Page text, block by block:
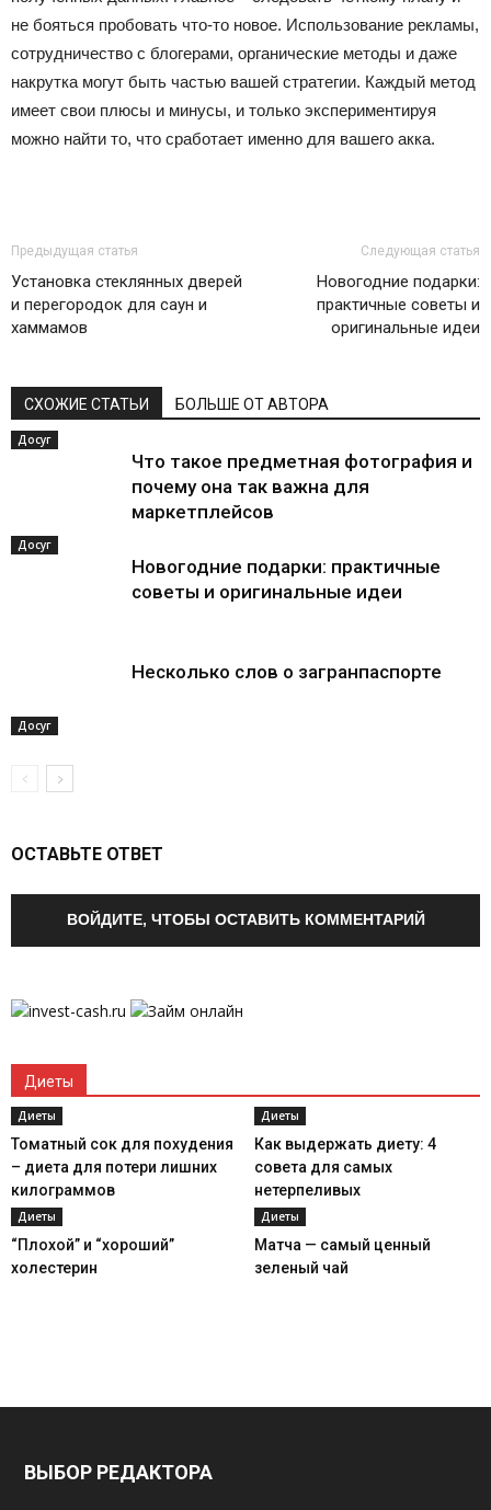
не бояться пробовать что-то новое. Использование рекламы,
сотрудничество с блогерами, органические методы и даже
накрутка могут быть частью вашей стратегии. Каждый метод
имеет свои плюсы и минусы, и только экспериментируя
можно найти то, что сработает именно для вашего акка.
Предыдущая статья
Установка стеклянных дверей
и перегородок для саун и
хаммамов
Следующая статья
Новогодние подарки:
практичные советы и
оригинальные идеи
СХОЖИЕ СТАТЬИ БОЛЬШЕ ОТ АВТОРА
Досуг
Что такое предметная фотография и
почему она так важна для
маркетплейсов
Досуг
Новогодние подарки: практичные
советы и оригинальные идеи
Досуг
Несколько слов о загранпаспорте
ОСТАВЬТЕ ОТВЕТ
ВОЙДИТЕ, ЧТОБЫ ОСТАВИТЬ КОММЕНТАРИЙ
Диеты
Диеты
Томатный сок для похудения
– диета для потери лишних
килограммов
Диеты
Как выдержать диету: 4
совета для самых
нетерпеливых
Диеты
“Плохой” и “хороший”
холестерин
Диеты
Матча — самый ценный
зеленый чай
ВЫБОР РЕДАКТОРА